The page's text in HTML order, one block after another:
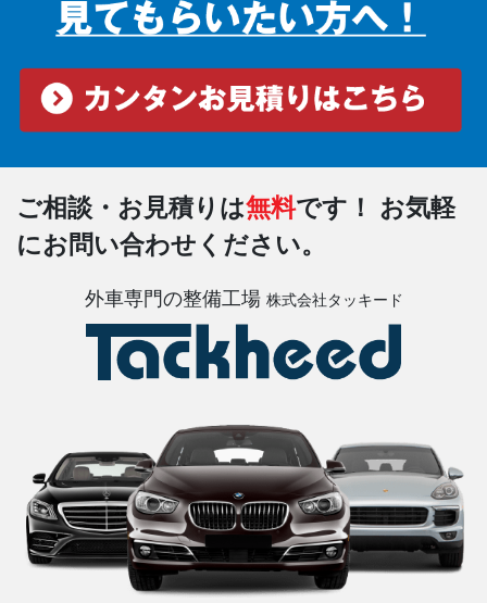
ご相談・お見積りは無料です！
お気軽
にお問い合わせください。
外車専門の整備工場 株式会社タッキード